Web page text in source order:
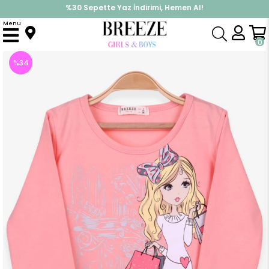
%30 Sepette Yaz İndirimi, Hemen Al!
İndirimlere ek %10 İndirimi Kap, Hemen Üye Ol!
0
Menu
Anasayfa Üst Giyim Uzun Kollu Tişört Kız Çocuk Uzun Kollu Tişört Bandanalı Kız Baskılı Somon (3 Yaş)
%34